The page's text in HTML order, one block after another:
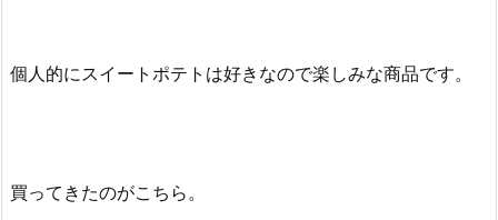
個人的にスイートポテトは好きなので楽しみな商品です。
買ってきたのがこちら。